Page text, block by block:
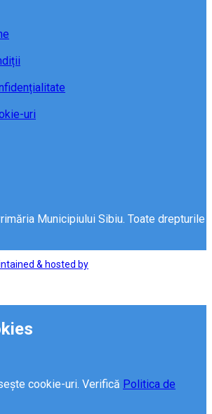
uri
Municipiului Sibiu. Toate drepturile
& hosted by
cookie-uri. Verifică Politica de